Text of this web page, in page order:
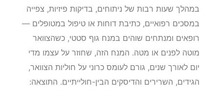
במהלך שעות רבות של ניתוחים, בדיקות פיזיות, צפייה
במסכים רפואיים, כתיבת דוחות או טיפול במטופלים —
רופאים ומנתחים שוהים במנח גוף סטטי, כשהצוואר
מוטה לפנים או מטה. המנח הזה, שחוזר על עצמו מדי
יום לאורך שנים, גורם לעומס כרוני על חוליות הצוואר,
הגידים, השרירים והדיסקים הבין-חולייתיים. התוצאה: